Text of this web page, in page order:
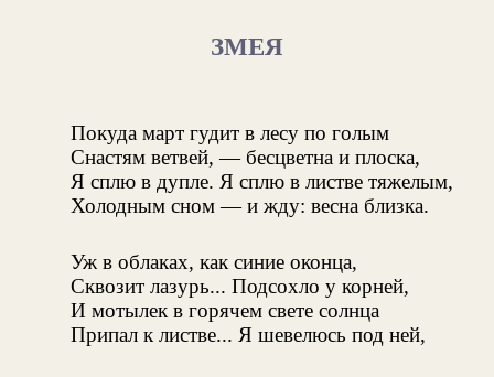
ЗМЕЯ
Покуда март гудит в лесу по голым
Снастям ветвей, — бесцветна и плоска,
Я сплю в дупле. Я сплю в листве тяжелым,
Холодным сном — и жду: весна близка.
Уж в облаках, как синие оконца,
Сквозит лазурь... Подсохло у корней,
И мотылек в горячем свете солнца
Припал к листве... Я шевелюсь под ней,